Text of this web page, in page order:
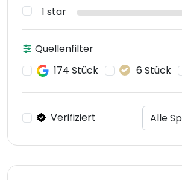
1 star
Quellenfilter
174 Stück
6 Stück
Verifiziert